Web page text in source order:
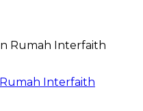
Interfaith